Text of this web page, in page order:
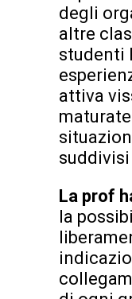
degli
altre
studenti
attiva
La prof
la